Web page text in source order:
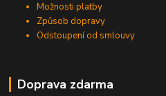
Možnosti platby
Způsob dopravy
Odstoupení od smlouvy
Doprava zdarma